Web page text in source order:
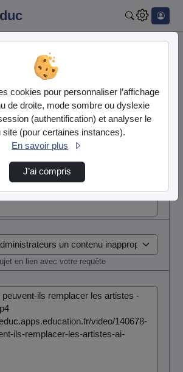
nous
en lien avec votre requête
cookies pour personnaliser l’affichage
de droite, mode sombre ou dyslexie
(authentification) et analyser le
site (pour certaines instances).
En savoir plus
J’ai compris